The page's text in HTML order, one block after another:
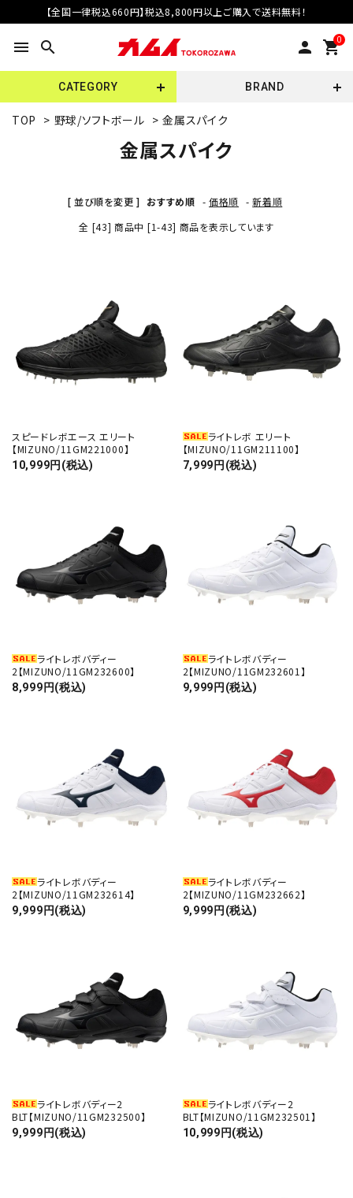
【全国一律税込660円】税込8,800円以上ご購入で送料無料！
menu search person 0
shopping_cart
CATEGORY BRAND
TOP > 野球/ソフトボール > 金属スパイク
金属スパイク
[ 並び順を変更 ] おすすめ順 - 価格順 -新着順
全 [43] 商品中 [1-43] 商品を表示しています
スピードレボエース エリート
【MIZUNO/11GM221000】
10,999円(税込)
ライトレボ エリート
【MIZUNO/11GM211100】
7,999円(税込)
ライトレボバディー
2【MIZUNO/11GM232600】
8,999円(税込)
ライトレボバディー
2【MIZUNO/11GM232601】
9,999円(税込)
ライトレボバディー
2【MIZUNO/11GM232614】
9,999円(税込)
ライトレボバディー
2【MIZUNO/11GM232662】
9,999円(税込)
ライトレボバディー2
BLT【MIZUNO/11GM232500】
9,999円(税込)
ライトレボバディー2
BLT【MIZUNO/11GM232501】
10,999円(税込)